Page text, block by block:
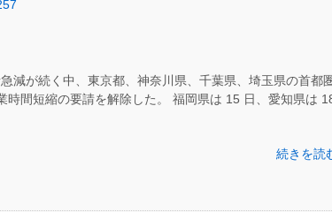
減が続く中、東京都、神奈川県、千葉県、埼玉県の首都
時間短縮の要請を解除した。 福岡県は 15 日、愛知県は
続きを読